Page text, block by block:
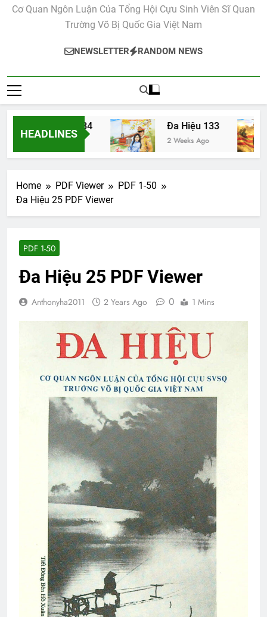
Cơ Quan Ngôn Luận Của Tổng Hội Cựu Sinh Viên Sĩ Quan
Trường Võ Bị Quốc Gia Việt Nam
NEWSLETTER RANDOM NEWS
HEADLINES
2 Weeks Ago
Đa Hiệu 133
2 Weeks Ago
Home PDF Viewer
PDF 1-50
Đa Hiệu 25 PDF Viewer
PDF 1-50
Đa Hiệu 25 PDF Viewer
Anthonyha2011 2 Years Ago 0 1 Mins